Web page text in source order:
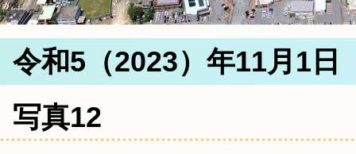
令和5（2023）年11月1
写真12